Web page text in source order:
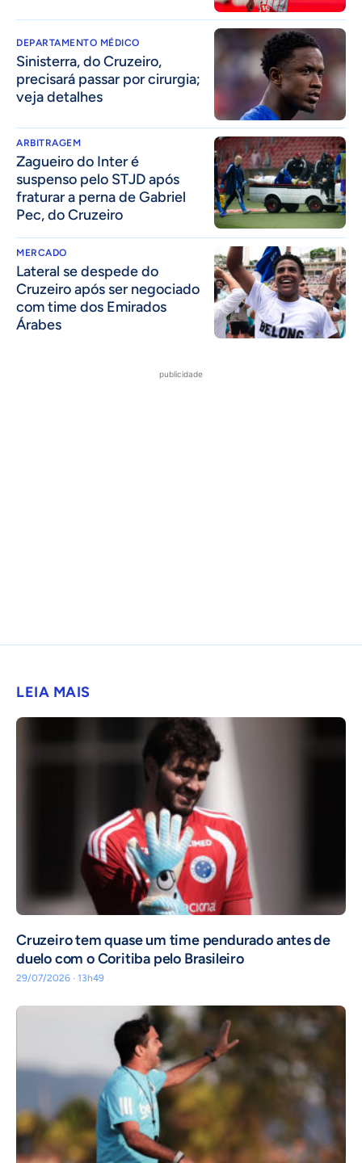
DEPARTAMENTO MÉDICO
Sinisterra, do Cruzeiro,
precisará passar por cirurgia;
veja detalhes
ARBITRAGEM
Zagueiro do Inter é
suspenso pelo STJD após
fraturar a perna de Gabriel
Pec, do Cruzeiro
MERCADO
Lateral se despede do
Cruzeiro após ser negociado
com time dos Emirados
Árabes
publicidade
LEIA MAIS
Cruzeiro tem quase um time pendurado antes de
duelo com o Coritiba pelo Brasileiro
29/07/2026 · 13h49